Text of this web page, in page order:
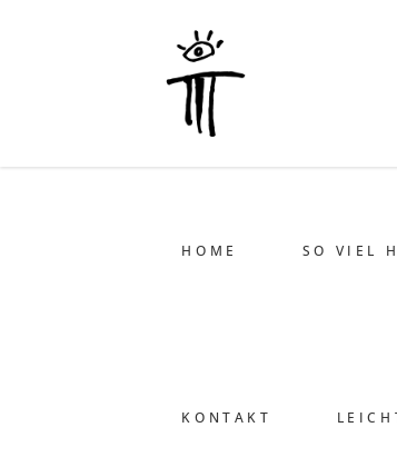
HOME SO VIEL
KONTAKT